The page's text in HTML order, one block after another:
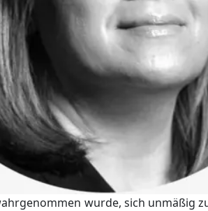
wurde, sich unmäßig